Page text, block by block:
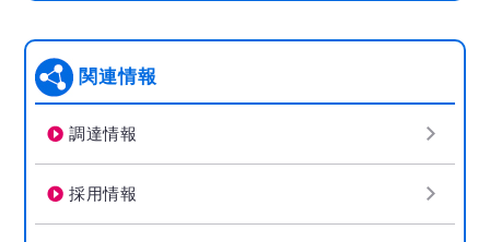
関連情報
調達情報
採用情報